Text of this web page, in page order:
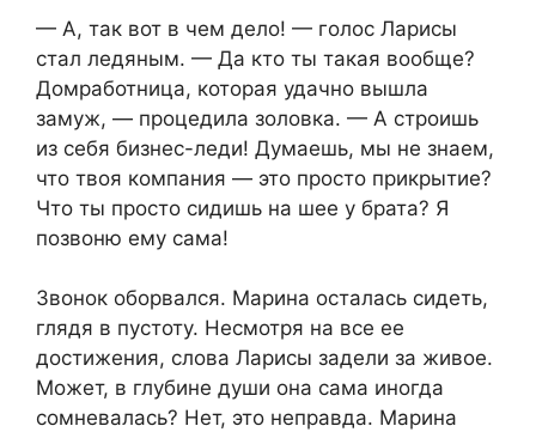
— А, так вот в чем дело! — голос Ларисы
стал ледяным. — Да кто ты такая вообще?
Домработница, которая удачно вышла
замуж, — процедила золовка. — А строишь
из себя бизнес-леди! Думаешь, мы не знаем,
что твоя компания — это просто прикрытие?
Что ты просто сидишь на шее у брата? Я
позвоню ему сама!
Звонок оборвался. Марина осталась сидеть,
глядя в пустоту. Несмотря на все ее
достижения, слова Ларисы задели за живое.
Может, в глубине души она сама иногда
сомневалась? Нет, это неправда. Марина